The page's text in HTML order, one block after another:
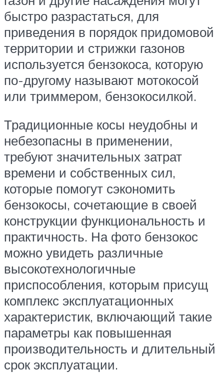
быстро разрастаться, для
приведения в порядок придомовой
территории и стрижки газонов
используется бензокоса, которую
по-другому называют мотокосой
или триммером, бензокосилкой.
Традиционные косы неудобны и
небезопасны в применении,
требуют значительных затрат
времени и собственных сил,
которые помогут сэкономить
бензокосы, сочетающие в своей
конструкции функциональность и
практичность. На фото бензокос
можно увидеть различные
высокотехнологичные
приспособления, которым присущ
комплекс эксплуатационных
характеристик, включающий такие
параметры как повышенная
производительность и длительный
срок эксплуатации.